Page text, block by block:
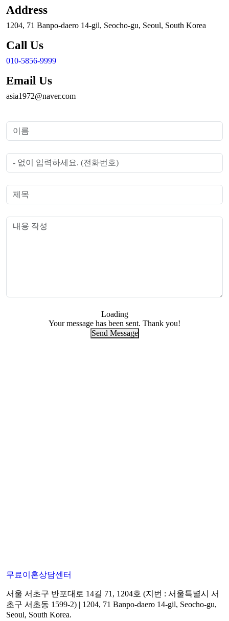
Address
1204, 71 Banpo-daero 14-gil, Seocho-gu, Seoul, South Korea
Call Us
010-5856-9999
Email Us
asia1972@naver.com
Loading
Your message has been sent. Thank you!
Send Message
무료이혼상담센터
서울 서초구 반포대로 14길 71, 1204호 (지번 : 서울특별시 서
초구 서초동 1599-2) | 1204, 71 Banpo-daero 14-gil, Seocho-gu,
Seoul, South Korea.